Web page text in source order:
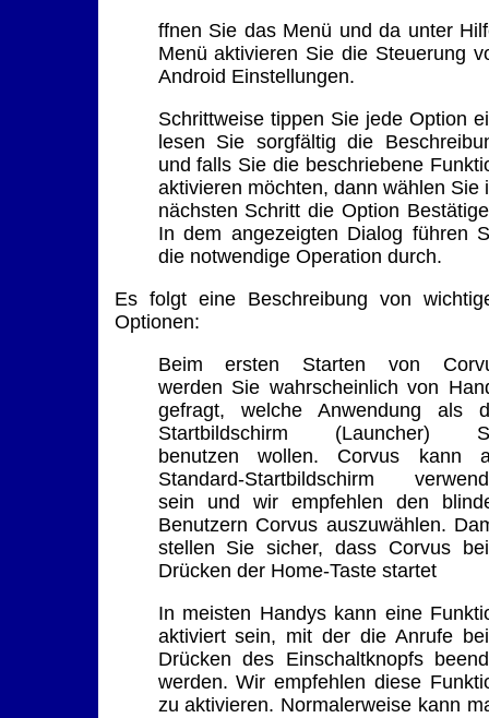
ffnen Sie das Menü und da unter
Menü aktivieren Sie die Steuerung
Android Einstellungen.
Schrittweise tippen Sie jede Option
lesen Sie sorgfältig die
und falls Sie die beschriebene
aktivieren möchten, dann wählen Sie
nächsten Schritt die Option
In dem angezeigten Dialog führen
die notwendige Operation durch.
Es folgt eine Beschreibung von
Optionen:
Beim ersten Starten von
werden Sie wahrscheinlich von
gefragt, welche Anwendung als
Startbildschirm (Launcher)
benutzen wollen. Corvus kann
Standard-Startbildschirm
sein und wir empfehlen den
Benutzern Corvus auszuwählen.
stellen Sie sicher, dass Corvus
Drücken der Home-Taste startet
In meisten Handys kann eine
aktiviert sein, mit der die Anrufe
Drücken des Einschaltknopfs
werden. Wir empfehlen diese
zu aktivieren. Normalerweise kann